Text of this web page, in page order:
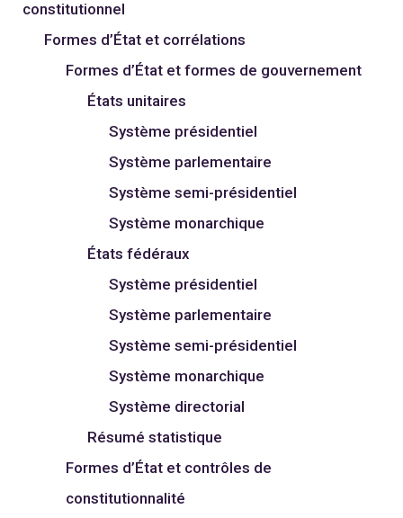
constitutionnel
Formes d’État et corrélations
Formes d’État et formes de gouvernement
États unitaires
Système présidentiel
Système parlementaire
Système semi-présidentiel
Système monarchique
États fédéraux
Système présidentiel
Système parlementaire
Système semi-présidentiel
Système monarchique
Système directorial
Résumé statistique
Formes d’État et contrôles de
constitutionnalité